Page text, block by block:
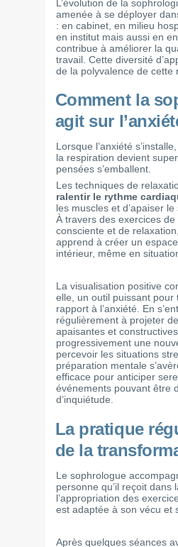
L’évolution de la
amenée à se déployer
: en cabinet, en milieu
en institut mais aussi en
contribue à améliorer la
travail. Cette diversité
de la polyvalence de cette
Comment la
agit sur
Lorsque l’anxiété
la respiration devient
pensées s’emballent.
Les techniques de
ralentir le rythme
les muscles et d’apaiser
À travers des exercices de
consciente et de
apprend à créer un
intérieur, même en
La visualisation positive
elle, un outil puissant pour
rapport à l’anxiété. En
régulièrement à projeter
apaisantes et
progressivement une
percevoir les situations
préparation mentale
efficace pour anticiper
événements pouvant être
d’inquiétude.
La pratique
de la
Le sophrologue
personne qu’il reçoit dans
l’appropriation des
est adaptée à son vécu et
Après quelques séances